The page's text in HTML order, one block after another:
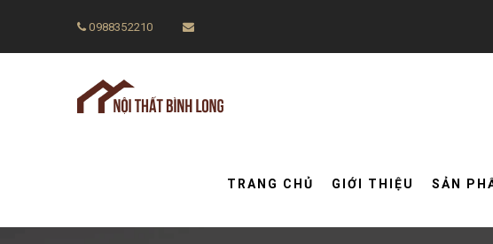
0988352210
TRANG CHỦ GIỚI THIỆU SẢN